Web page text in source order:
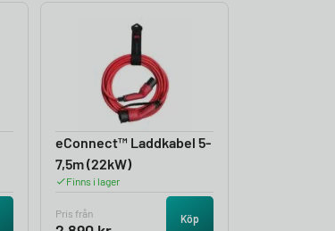
eConnect™ Laddkabel 5-
7,5m (22kW)
Finns i lager
Pris från Köp